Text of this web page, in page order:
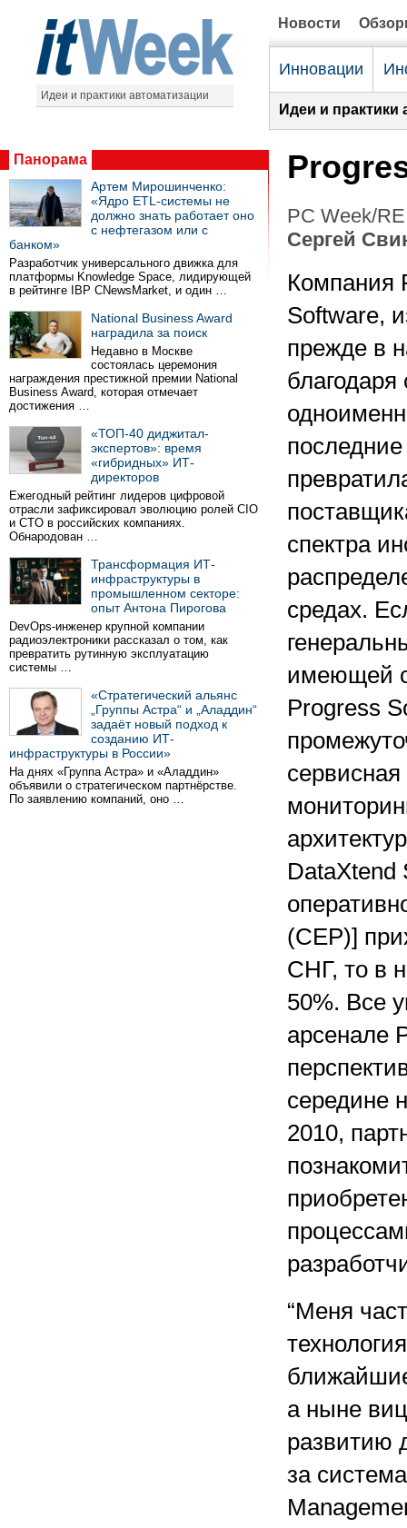
Идеи и практики автоматизации
Новости
Инновации
Идеи и практики
Панорама
Артем Мирошинченко:
«Ядро ETL-системы не
должно знать работает оно
с нефтегазом или с
банком»
Разработчик универсального движка для
платформы Knowledge Space, лидирующей
в рейтинге IBP CNewsMarket, и один …
National Business Award
наградила за поиск
Недавно в Москве
состоялась церемония
награждения престижной премии National
Business Award, которая отмечает
достижения …
«ТОП-40 диджитал-
экспертов»: время
«гибридных» ИТ-
директоров
Ежегодный рейтинг лидеров цифровой
отрасли зафиксировал эволюцию ролей CIO
и CTO в российских компаниях.
Обнародован …
Трансформация ИТ-
инфраструктуры в
промышленном секторе:
опыт Антона Пирогова
DevOps-инженер крупной компании
радиоэлектроники рассказал о том, как
превратить рутинную эксплуатацию
системы …
«Стратегический альянс
„Группы Астра“ и „Аладдин“
задаёт новый подход к
созданию ИТ-
инфраструктуры в России»
На днях «Группа Астра» и «Аладдин»
объявили о стратегическом партнёрстве.
По заявлению компаний, оно …
PC Week/
Сергей
Компания
Software,
прежде в
благодаря
спектра
средах.
имеющей
Progress
(CEP)]
СНГ, то в
50%. Все
арсенале
середине
2010,
“Меня
а ныне
развитию
за